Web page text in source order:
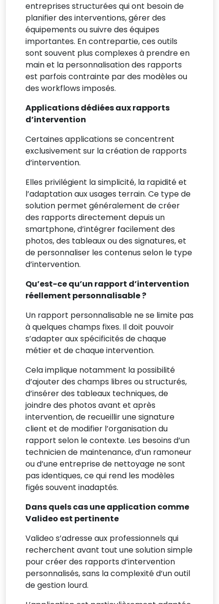
entreprises structurées qui ont besoin de
planifier des interventions, gérer des
équipements ou suivre des équipes
importantes. En contrepartie, ces outils
sont souvent plus complexes à prendre en
main et la personnalisation des rapports
est parfois contrainte par des modèles ou
des workflows imposés.
Applications dédiées aux rapports
d’intervention
Certaines applications se concentrent
exclusivement sur la création de rapports
d’intervention.
Elles privilégient la simplicité, la rapidité et
l’adaptation aux usages terrain. Ce type de
solution permet généralement de créer
des rapports directement depuis un
smartphone, d’intégrer facilement des
photos, des tableaux ou des signatures, et
de personnaliser les contenus selon le type
d’intervention.
Qu’est-ce qu’un rapport d’intervention
réellement personnalisable ?
Un rapport personnalisable ne se limite pas
à quelques champs fixes. Il doit pouvoir
s’adapter aux spécificités de chaque
métier et de chaque intervention.
Cela implique notamment la possibilité
d’ajouter des champs libres ou structurés,
d’insérer des tableaux techniques, de
joindre des photos avant et après
intervention, de recueillir une signature
client et de modifier l’organisation du
rapport selon le contexte. Les besoins d’un
technicien de maintenance, d’un ramoneur
ou d’une entreprise de nettoyage ne sont
pas identiques, ce qui rend les modèles
figés souvent inadaptés.
Dans quels cas une application comme
Valideo est pertinente
Valideo s’adresse aux professionnels qui
recherchent avant tout une solution simple
pour créer des rapports d’intervention
personnalisés, sans la complexité d’un outil
de gestion lourd.